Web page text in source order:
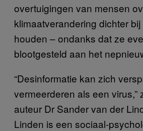
overtuigingen van mensen
klimaatverandering dichter
houden – ondanks dat ze
blootgesteld aan het
“Desinformatie kan zich
vermeerderen als een virus,”
auteur Dr Sander van der
Linden is een sociaal-